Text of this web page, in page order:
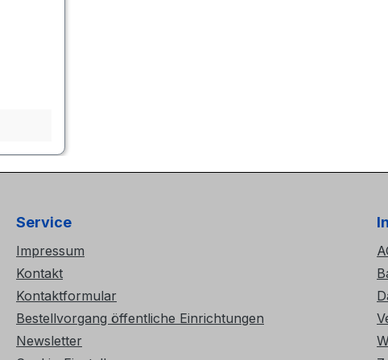
Service
Impressum
Kontakt
Kontaktformular
Bestellvorgang öffentliche Einrichtungen
Newsletter